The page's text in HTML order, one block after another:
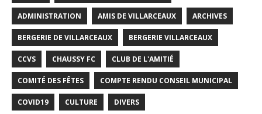
ADMINISTRATION AMIS DE VILLARCEAUX ARCHIVES
BERGERIE DE VILLARCEAUX BERGERIE VILLARCEAUX
CCVS CHAUSSY FC CLUB DE L'AMITIÉ
COMITÉ DES FÊTES COMPTE RENDU CONSEIL MUNICIPAL
COVID19 CULTURE DIVERS